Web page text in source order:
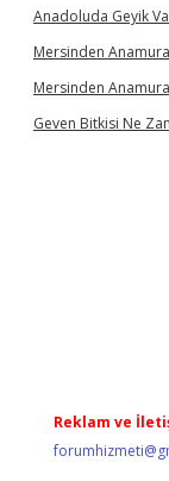
Anadoluda Geyik
Mersinden
Mersinden
Geven Bitkisi Ne
Reklam ve